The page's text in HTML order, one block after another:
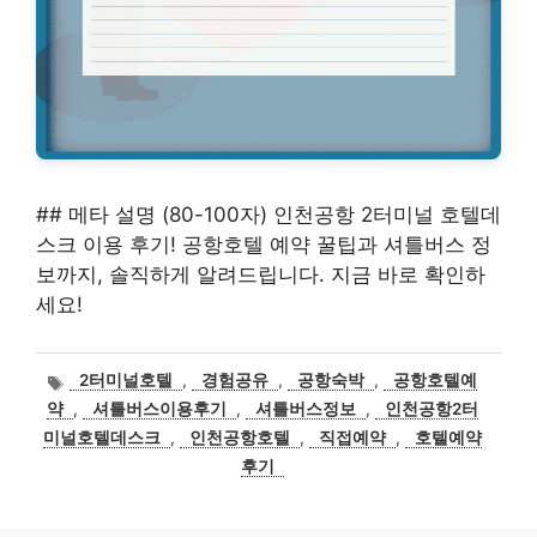
## 메타 설명 (80-100자) 인천공항 2터미널 호텔데
스크 이용 후기! 공항호텔 예약 꿀팁과 셔틀버스 정
보까지, 솔직하게 알려드립니다. 지금 바로 확인하
세요!
태2터미널호텔 , 경험공유 , 공항숙박 ,
공항호텔예
약 , 셔틀버스이용후기 , 셔틀버스정보 ,
인천공항2터
미널호텔데스크 , 인천공항호텔 , 직접예약 ,
호텔예약
후기